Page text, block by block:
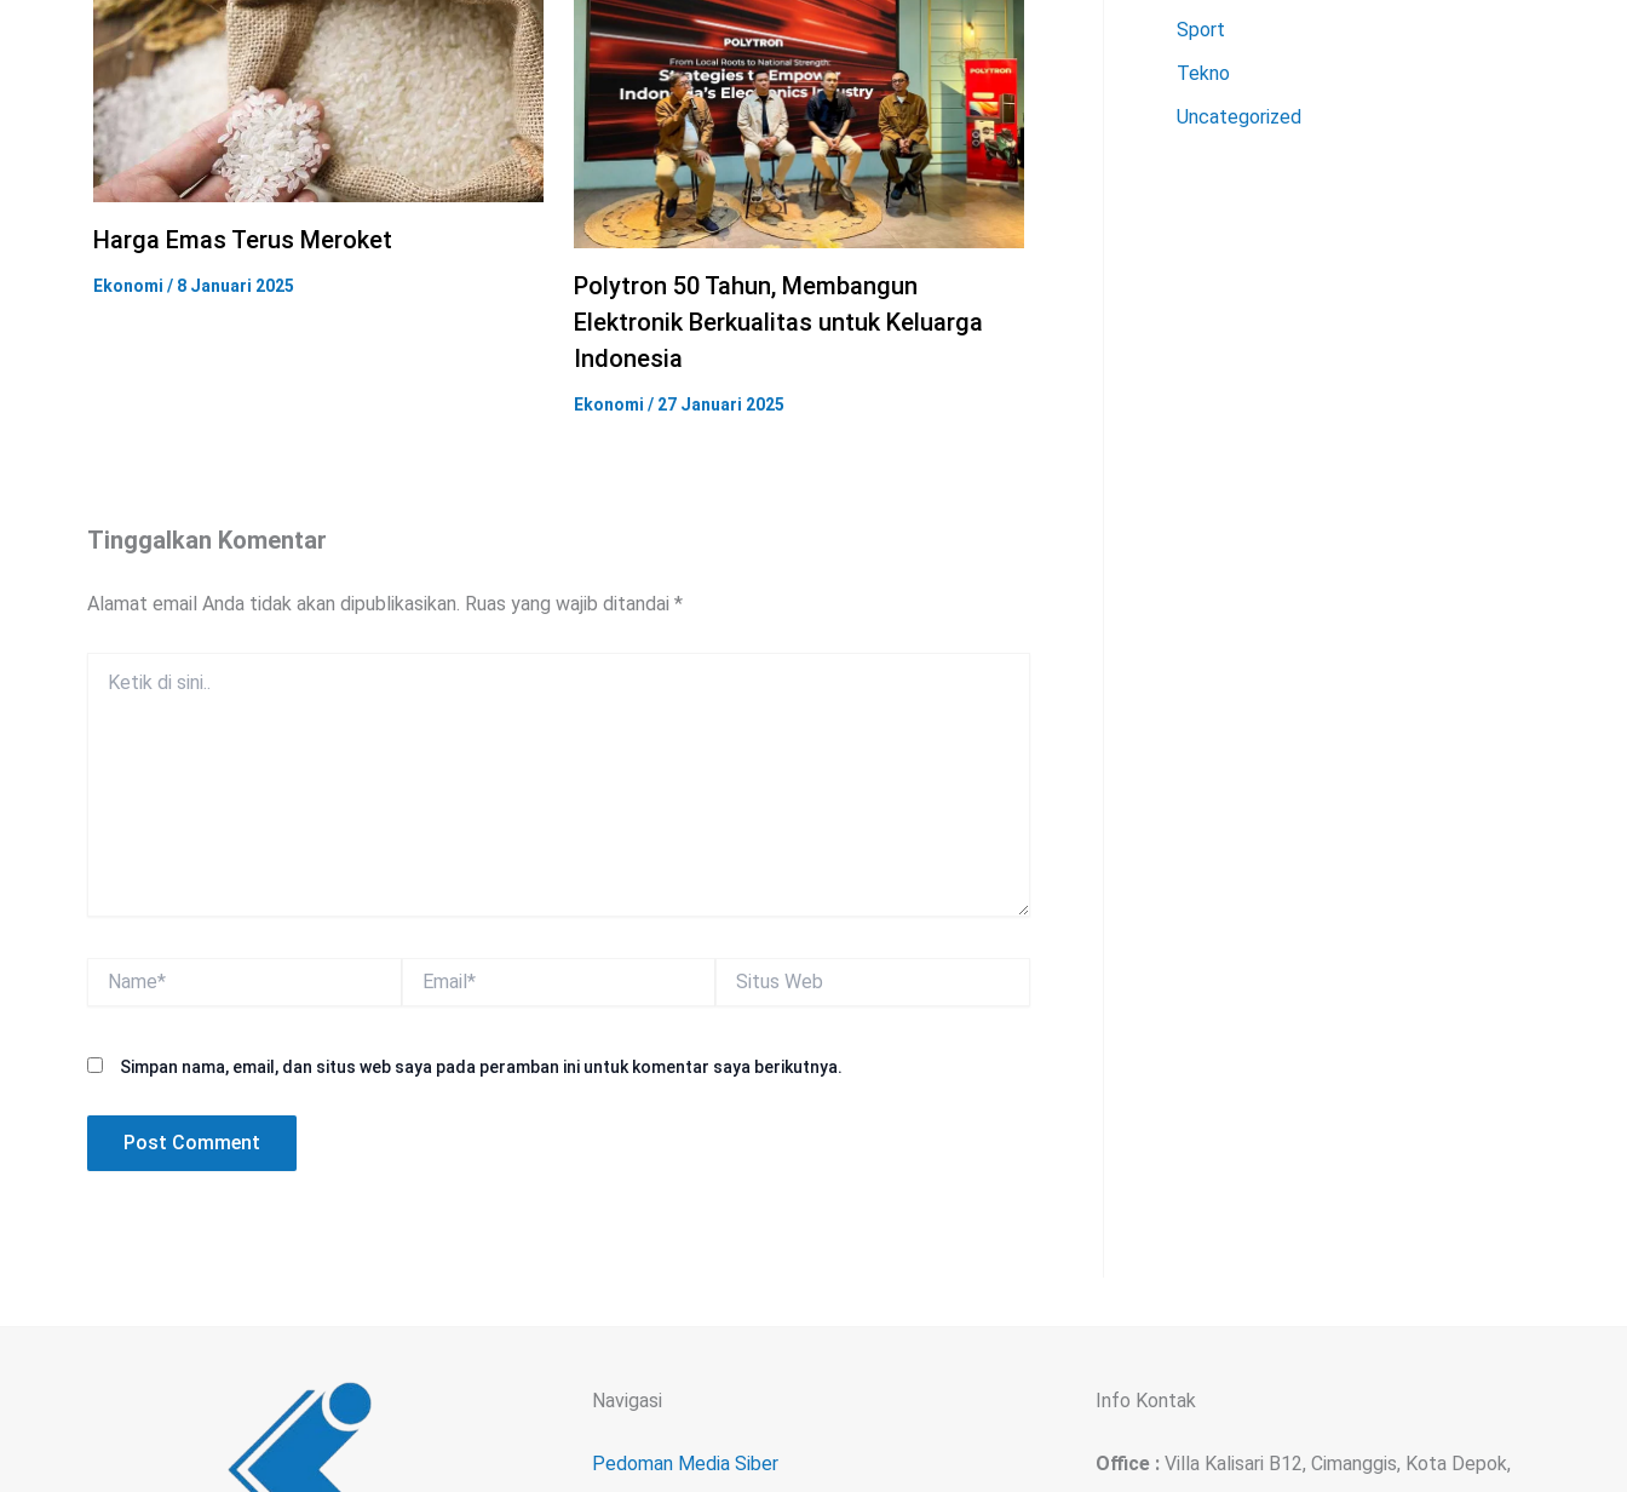
Harga Emas Terus Meroket
Ekonomi / 8 Januari 2025
Polytron 50 Tahun, Membangun
Elektronik Berkualitas untuk Keluarga
Indonesia
Ekonomi / 27 Januari 2025
Tinggalkan Komentar
Alamat email Anda tidak akan dipublikasikan. Ruas yang wajib ditandai *
Web
Simpan nama, email, dan situs web saya pada peramban ini untuk komentar saya berikutnya.
Sport
Tekno
Uncategorized
Navigasi
Pedoman Media Siber
Info Kontak
Office : Villa Kalisari B12, Cimanggis, Kota Depok,